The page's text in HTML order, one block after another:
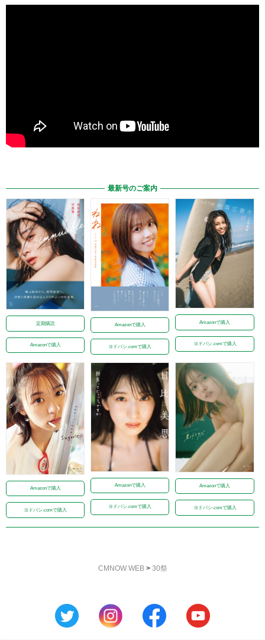
最新号のご案内
定期購読
Amazonで購入
Amazonで購入
ヨドバシ.comで購入
Amazonで購入
ヨドバシ.comで購入
Amazonで購入
ヨドバシ.comで購入
Amazonで購入
ヨドバシ.comで購入
Amazonで購入
ヨドバシ.comで購入
CMNOW WEB> 30祭